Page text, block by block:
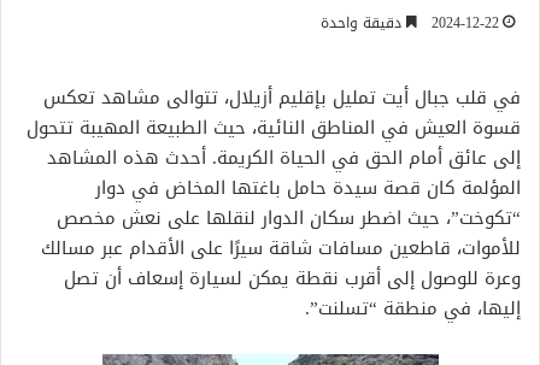
2024-12-22 دقيقة واحدة
في قلب جبال أيت تمليل بإقليم أزيلال، تتوالى مشاهد تعكس
قسوة العيش في المناطق النائية، حيث الطبيعة المهيبة تتحول
إلى عائق أمام الحق في الحياة الكريمة. أحدث هذه المشاهد
المؤلمة كان قصة سيدة حامل باغتها المخاض في دوار
“تكوخت”، حيث اضطر سكان الدوار لنقلها على نعش مخصص
للأموات، قاطعين مسافات شاقة سيرًا على الأقدام عبر مسالك
وعرة للوصول إلى أقرب نقطة يمكن لسيارة إسعاف أن تصل
إليها، في منطقة “تسلنت”.